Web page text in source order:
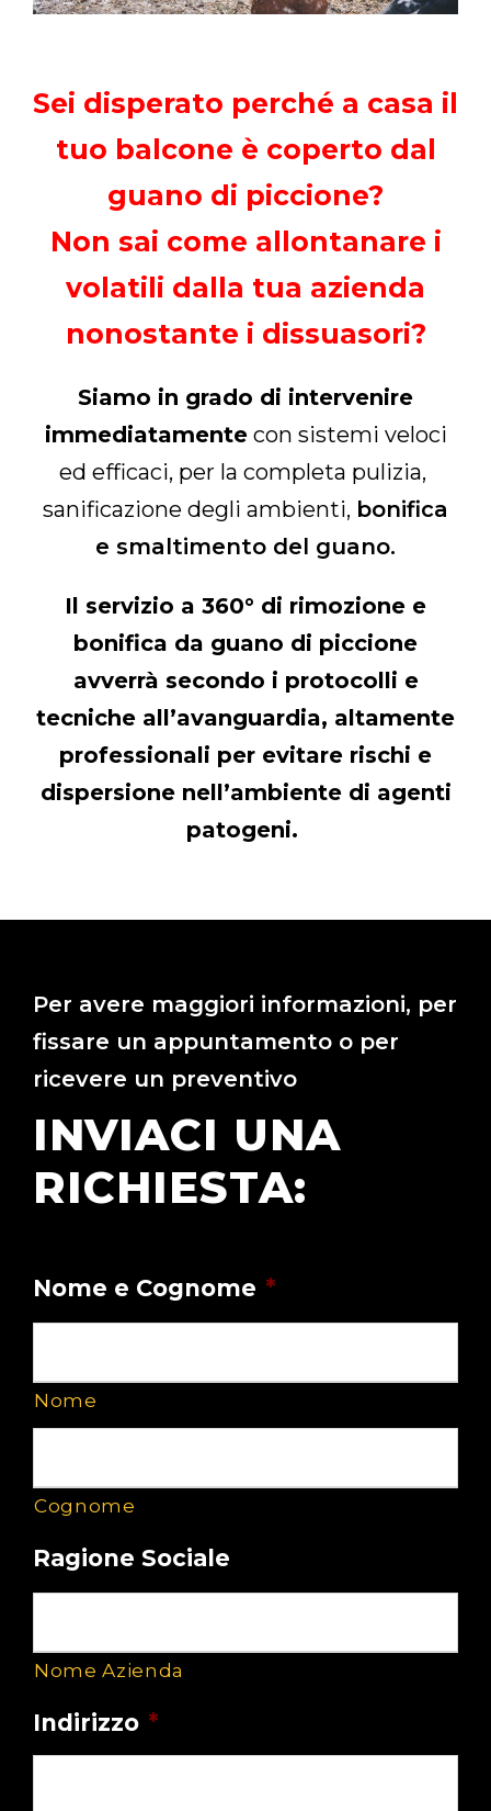
Sei disperato perché a casa il
tuo balcone è coperto dal
guano di piccione?
Non sai come allontanare i
volatili dalla tua azienda
nonostante i dissuasori?
Siamo in grado di intervenire
immediatamentecon sistemi veloci
ed efficaci, per la completa pulizia,
sanificazione degli ambienti, bonifica
e smaltimento del guano.
Il servizio a 360° di rimozione e
bonifica da guano di piccione
avverrà secondo i protocolli e
tecniche all’avanguardia, altamente
professionali per evitare rischi e
dispersione nell’ambiente di agenti
patogeni.
Per avere maggiori informazioni, per
fissare un appuntamento o per
ricevere un preventivo
INVIACI UNA
RICHIESTA:
Nome e Cognome *
Nome
Cognome
Ragione Sociale
Nome Azienda
Indirizzo *